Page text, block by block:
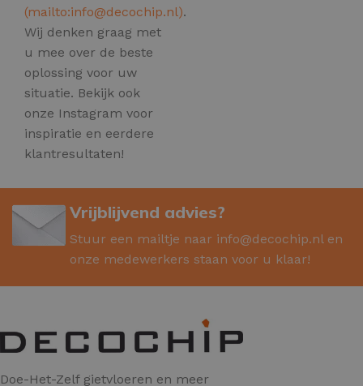
(mailto:info@decochip.nl).
Wij denken graag met
u mee over de beste
oplossing voor uw
situatie. Bekijk ook
onze Instagram voor
inspiratie en eerdere
klantresultaten!
Vrijblijvend advies?
Stuur een mailtje naar info@decochip.nl en
onze medewerkers staan voor u klaar!
Doe-Het-Zelf gietvloeren en meer